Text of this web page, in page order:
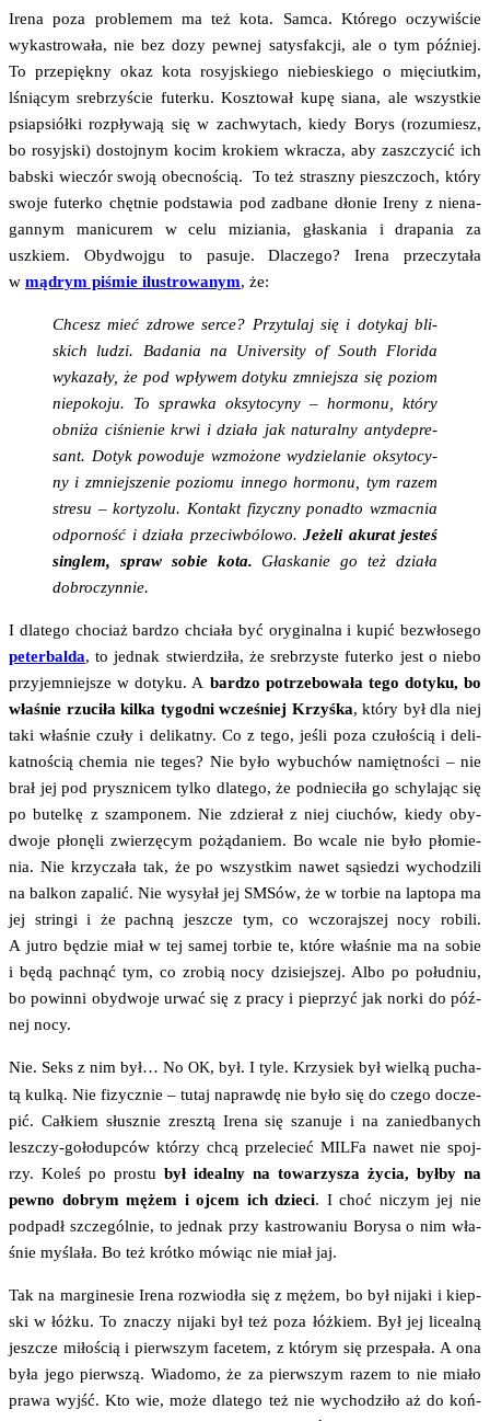
Ire­na poza pro­ble­mem ma też kota. Sam­ca. Któ­re­go oczy­wi­ście
wyka­stro­wa­ła, nie bez dozy pew­nej satys­fak­cji, ale o tym póź­niej.
To prze­pięk­ny okaz kota rosyj­skie­go nie­bie­skie­go o mię­ciut­kim,
lśnią­cym sre­brzy­ście futer­ku. Kosz­to­wał kupę sia­na, ale wszyst­kie
psiap­siół­ki roz­pły­wa­ją się w zachwy­tach, kie­dy Borys (rozu­miesz,
bo rosyj­ski) dostoj­nym kocim kro­kiem wkra­cza, aby zaszczy­cić ich
bab­ski wie­czór swo­ją obec­no­ścią. To też strasz­ny piesz­czoch, któ­ry
swo­je futer­ko chęt­nie pod­sta­wia pod zadba­ne dło­nie Ire­ny z nie­na­
gan­nym mani­cu­rem w celu mizia­nia, gła­ska­nia i dra­pa­nia za
uszkiem. Oby­dwoj­gu to pasu­je. Dla­cze­go? Ire­na prze­czy­ta­ła
w mądrym piśmie ilu­stro­wa­nym, że:
Chcesz mieć zdro­we ser­ce? Przy­tu­laj się i doty­kaj bli­
skich ludzi. Bada­nia na Uni­ver­si­ty of South Flo­ri­da
wyka­za­ły, że pod wpły­wem doty­ku zmniej­sza się poziom
nie­po­ko­ju. To spraw­ka oksy­to­cy­ny – hor­mo­nu, któ­ry
obni­ża ciśnie­nie krwi i dzia­ła jak natu­ral­ny anty­de­pre­
sant. Dotyk powo­du­je wzmo­żo­ne wydzie­la­nie oksy­to­cy­
ny i zmniej­sze­nie pozio­mu inne­go hor­mo­nu, tym razem
stre­su – kor­ty­zo­lu. Kon­takt fizycz­ny ponad­to wzmac­nia
odpor­ność i dzia­ła prze­ciw­bó­lo­wo. Jeże­li aku­rat jesteś
sin­glem, spraw sobie kota. Gła­ska­nie go też dzia­ła
dobroczynnie.
I dla­te­go cho­ciaż bar­dzo chcia­ła być ory­gi­nal­na i kupić bez­wło­se­go
peter­bal­da, to jed­nak stwier­dzi­ła, że sre­brzy­ste futer­ko jest o nie­bo
przy­jem­niej­sze w doty­ku. A bar­dzo potrze­bo­wa­ła tego doty­ku, bo
wła­śnie rzu­ci­ła kil­ka tygo­dni wcze­śniej Krzyś­ka, któ­ry był dla niej
taki wła­śnie czu­ły i deli­kat­ny. Co z tego, jeśli poza czu­ło­ścią i deli­
kat­no­ścią che­mia nie teges? Nie było wybu­chów namięt­no­ści – nie
brał jej pod prysz­ni­cem tyl­ko dla­te­go, że pod­nie­ci­ła go schy­la­jąc się
po butel­kę z szam­po­nem. Nie zdzie­rał z niej ciu­chów, kie­dy oby­
dwo­je pło­nę­li zwie­rzę­cym pożą­da­niem. Bo wca­le nie było pło­mie­
nia. Nie krzy­cza­ła tak, że po wszyst­kim nawet sąsie­dzi wycho­dzi­li
na bal­kon zapa­lić. Nie wysy­łał jej SMSów, że w tor­bie na lap­to­pa ma
jej strin­gi i że pach­ną jesz­cze tym, co wczo­raj­szej nocy robi­li.
A jutro będzie miał w tej samej tor­bie te, któ­re wła­śnie ma na sobie
i będą pach­nąć tym, co zro­bią nocy dzi­siej­szej. Albo po połu­dniu,
bo powin­ni oby­dwo­je urwać się z pra­cy i pie­przyć jak nor­ki do póź­
nej nocy.
Nie. Seks z nim był… No OK, był. I tyle. Krzy­siek był wiel­ką pucha­
tą kul­ką. Nie fizycz­nie – tutaj napraw­dę nie było się do cze­go docze­
pić. Cał­kiem słusz­nie zresz­tą Ire­na się sza­nu­je i na zanie­dba­nych
lesz­czy-goło­dup­ców któ­rzy chcą prze­le­cieć MIL­Fa nawet nie spoj­
rzy. Koleś po pro­stu był ide­al­ny na towa­rzy­sza życia, był­by na
pew­no dobrym mężem i ojcem ich dzie­ci. I choć niczym jej nie
pod­padł szcze­gól­nie, to jed­nak przy kastro­wa­niu Bory­sa o nim wła­
śnie myśla­ła. Bo też krót­ko mówiąc nie miał jaj.
Tak na mar­gi­ne­sie Ire­na roz­wio­dła się z mężem, bo był nija­ki i kiep­
ski w łóż­ku. To zna­czy nija­ki był też poza łóż­kiem. Był jej lice­al­ną
jesz­cze miło­ścią i pierw­szym face­tem, z któ­rym się prze­spa­ła. A ona
była jego pierw­szą. Wia­do­mo, że za pierw­szym razem to nie mia­ło
pra­wa wyjść. Kto wie, może dla­te­go też nie wycho­dzi­ło aż do koń­